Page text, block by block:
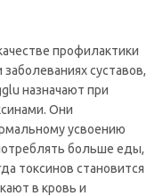
профилактики
суставов,
назначают при
Они
усвоению
больше еды,
токсинов становится
в кровь и